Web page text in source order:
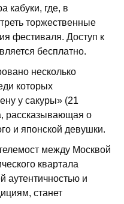
кабуки, где, в
торжественные
фестиваля. Доступ к
бесплатно.
несколько
которых
у сакуры» (21
рассказывающая о
и японской девушки.
между Москвой
квартала
аутентичностью и
станет